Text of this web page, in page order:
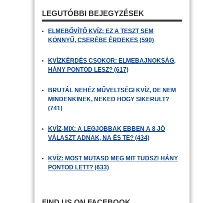
LEGUTÓBBI BEJEGYZÉSEK
ELMEBŐVÍTŐ KVÍZ: EZ A TESZT SEM
KÖNNYŰ, CSERÉBE ÉRDEKES (590)
KVÍZKÉRDÉS CSOKOR: ELMEBAJNOKSÁG,
HÁNY PONTOD LESZ? (617)
BRUTÁL NEHÉZ MŰVELTSÉGI KVÍZ, DE NEM
MINDENKINEK, NEKED HOGY SIKERÜLT?
(741)
KVÍZ-MIX: A LEGJOBBAK EBBEN A 8 JÓ
VÁLASZT ADNAK, NA ÉS TE? (434)
KVÍZ: MOST MUTASD MEG MIT TUDSZ! HÁNY
PONTOD LETT? (633)